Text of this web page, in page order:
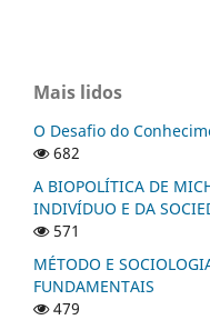
Mais lidos
O Desafio do
682
A BIOPOLÍTICA DE
INDIVÍDUO E DA
571
MÉTODO E
FUNDAMENTAIS
479